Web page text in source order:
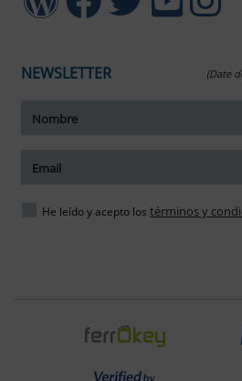
NEWSLETTER (Date
He leído y acepto los términos y
tamaño del texto
del texto
espaciado del texto